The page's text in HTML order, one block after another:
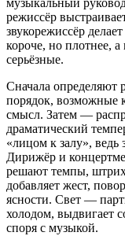
музыкальный
режиссёр
звукорежиссёр
короче, но плотнее,
серьёзные.
Сначала определяют
порядок, возможные
смысл. Затем —
драматический
«лицом к залу», ведь
Дирижёр и
решают темпы,
добавляет жест,
ясности. Свет —
холодом, выдвигает
споря с музыкой.